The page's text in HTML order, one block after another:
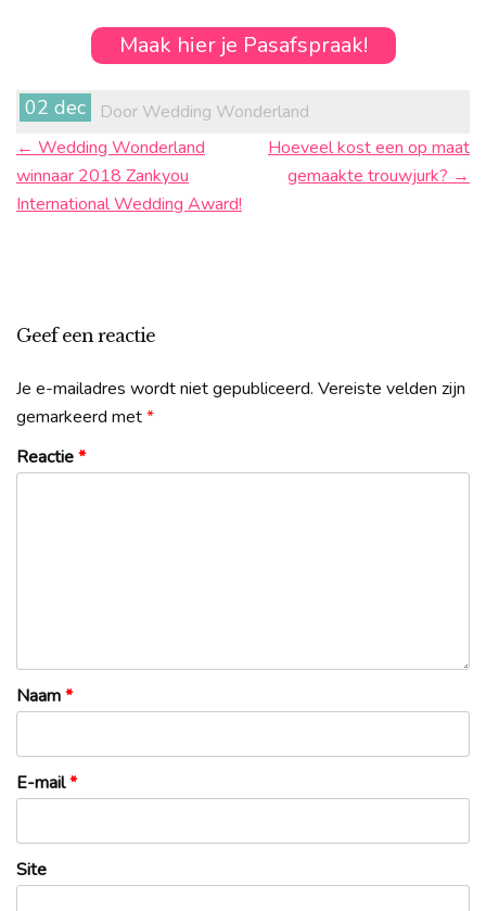
Maak hier je Pasafspraak!
02 dec Door Wedding Wonderland
Berichtnavigatie
← Wedding Wonderland
winnaar 2018 Zankyou
International Wedding Award!
Hoeveel kost een op maat
gemaakte trouwjurk? →
Geef een reactie
Je e-mailadres wordt niet gepubliceerd. Vereiste velden zijn
gemarkeerd met*
Reactie*
Naam*
E-mail*
Site